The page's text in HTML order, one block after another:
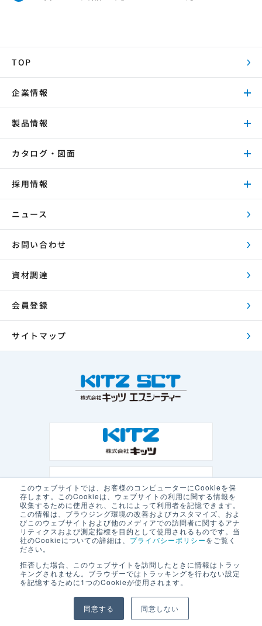
このウェブサイトでは、お客様のコンピューターにCookieを保
存します。このCookieは、ウェブサイトの利用に関する情報を
収集するために使用され、これによって利用者を記憶できます。
この情報は、ブラウジング環境の改善およびカスタマイズ、およ
びこのウェブサイトおよび他のメディアでの訪問者に関するアナ
リティクスおよび測定指標を目的として使用されるものです。当
社のCookieについての詳細は、 プライバシーポリシーをご覧く
ださい。
拒否した場合、このウェブサイトを訪問したときに情報はトラッ
キングされません。ブラウザーではトラッキングを行わない設定
を記憶するために1つのCookieが使用されます。
同意する 同意しない
TOP
企業情報
製品情報
カタログ・図面
採用情報
ニュース
お問い合わせ
資材調達
会員登録
サイトマップ
プライバシーポリシー
本サイトの利用について
© KITZ SCT Corporation. All Rights Reserved.